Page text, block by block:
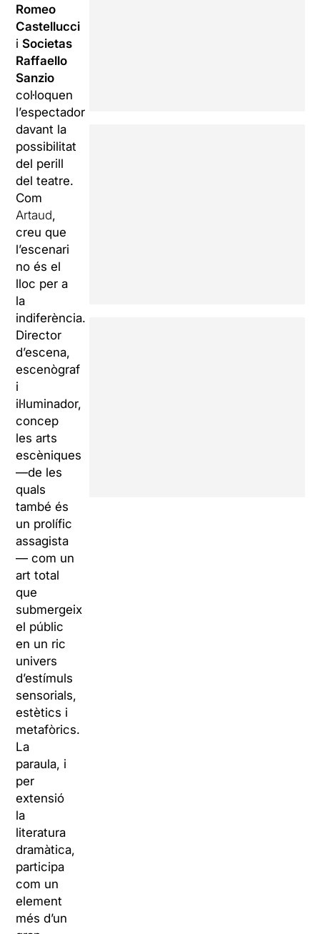
Romeo
Castellucci
iSocietas
Raffaello
Sanzio
col·loquen
l’espectador
davant la
possibilitat
del perill
del teatre.
Com
Artaud,
creu que
l’escenari
no és el
lloc per a
la
indiferència.
Director
d’escena,
escenògraf
i
il·luminador,
concep
les arts
escèniques
—de les
quals
també és
un prolífic
assagista
— com un
art total
que
submergeix
el públic
en un ric
univers
d’estímuls
sensorials,
estètics i
metafòrics.
La
paraula, i
per
extensió
la
literatura
dramàtica,
participa
com un
element
més d’un